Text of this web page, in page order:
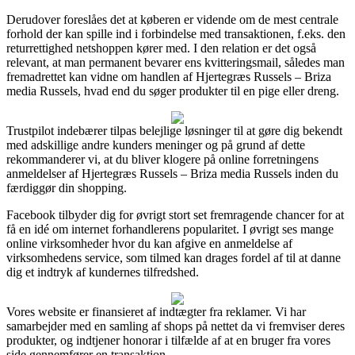
Derudover foreslåes det at køberen er vidende om de mest centrale
forhold der kan spille ind i forbindelse med transaktionen, f.eks. den
returrettighed netshoppen kører med. I den relation er det også
relevant, at man permanent bevarer ens kvitteringsmail, således man
fremadrettet kan vidne om handlen af Hjertegræs Russels – Briza
media Russels, hvad end du søger produkter til en pige eller dreng.
Trustpilot indebærer tilpas belejlige løsninger til at gøre dig bekendt
med adskillige andre kunders meninger og på grund af dette
rekommanderer vi, at du bliver klogere på online forretningens
anmeldelser af Hjertegræs Russels – Briza media Russels inden du
færdiggør din shopping.
Facebook tilbyder dig for øvrigt stort set fremragende chancer for at
få en idé om internet forhandlerens popularitet. I øvrigt ses mange
online virksomheder hvor du kan afgive en anmeldelse af
virksomhedens service, som tilmed kan drages fordel af til at danne
dig et indtryk af kundernes tilfredshed.
Vores website er finansieret af indtægter fra reklamer. Vi har
samarbejder med en samling af shops på nettet da vi fremviser deres
produkter, og indtjener honorar i tilfælde af at en bruger fra vores